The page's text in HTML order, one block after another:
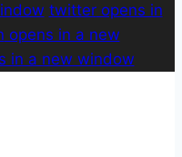
twitteropens in
opens in a new
in a new window